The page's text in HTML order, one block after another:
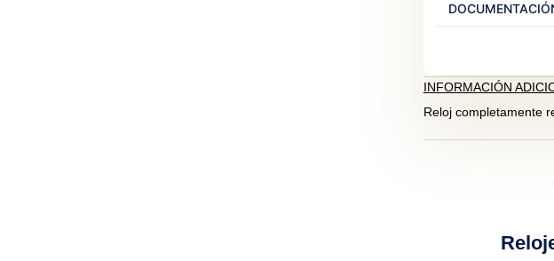
INFORMACIÓN
Reloj completamente